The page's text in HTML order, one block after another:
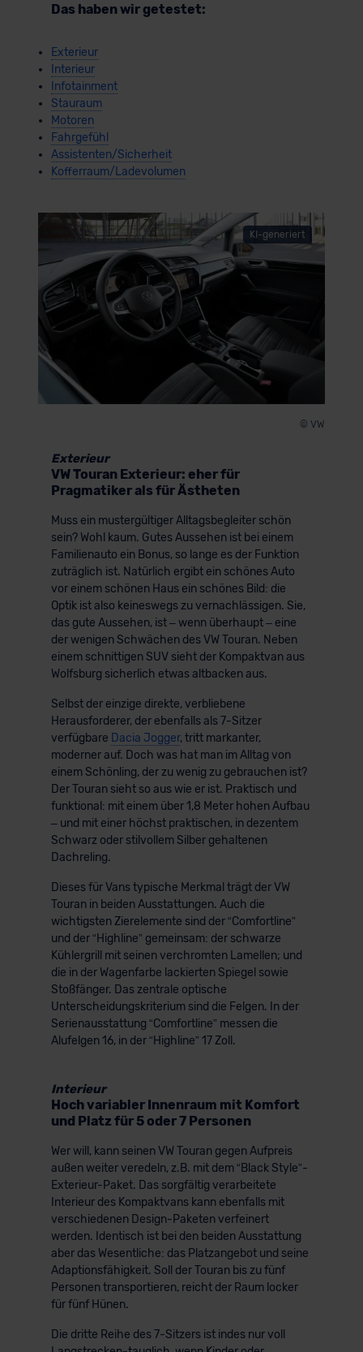
Das haben wir getestet:
Exterieur
Interieur
Infotainment
Stauraum
Motoren
Fahrgefühl
Assistenten/Sicherheit
Kofferraum/Ladevolumen
KI-generiert
© VW
Exterieur
VW Touran Exterieur: eher für
Pragmatiker als für Ästheten
Muss ein mustergültiger Alltagsbegleiter schön
sein? Wohl kaum. Gutes Aussehen ist bei einem
Familienauto ein Bonus, so lange es der Funktion
zuträglich ist. Natürlich ergibt ein schönes Auto
vor einem schönen Haus ein schönes Bild: die
Optik ist also keineswegs zu vernachlässigen. Sie,
das gute Aussehen, ist – wenn überhaupt – eine
der wenigen Schwächen des VW Touran. Neben
einem schnittigen SUV sieht der Kompaktvan aus
Wolfsburg sicherlich etwas altbacken aus.
Selbst der einzige direkte, verbliebene
Herausforderer, der ebenfalls als 7-Sitzer
verfügbare Dacia Jogger, tritt markanter,
moderner auf. Doch was hat man im Alltag von
einem Schönling, der zu wenig zu gebrauchen ist?
Der Touran sieht so aus wie er ist. Praktisch und
funktional: mit einem über 1,8 Meter hohen Aufbau
– und mit einer höchst praktischen, in dezentem
Schwarz oder stilvollem Silber gehaltenen
Dachreling.
Dieses für Vans typische Merkmal trägt der VW
Touran in beiden Ausstattungen. Auch die
wichtigsten Zierelemente sind der “Comfortline”
und der “Highline” gemeinsam: der schwarze
Kühlergrill mit seinen verchromten Lamellen; und
die in der Wagenfarbe lackierten Spiegel sowie
Stoßfänger. Das zentrale optische
Unterscheidungskriterium sind die Felgen. In der
Serienausstattung “Comfortline” messen die
Alufelgen 16, in der “Highline” 17 Zoll.
Interieur
Hoch variabler Innenraum mit Komfort
und Platz für 5 oder 7 Personen
Wer will, kann seinen VW Touran gegen Aufpreis
außen weiter veredeln, z.B. mit dem “Black Style”-
Exterieur-Paket. Das sorgfältig verarbeitete
Interieur des Kompaktvans kann ebenfalls mit
verschiedenen Design-Paketen verfeinert
werden. Identisch ist bei den beiden Ausstattung
aber das Wesentliche: das Platzangebot und seine
Adaptionsfähigkeit. Soll der Touran bis zu fünf
Personen transportieren, reicht der Raum locker
für fünf Hünen.
Die dritte Reihe des 7-Sitzers ist indes nur voll